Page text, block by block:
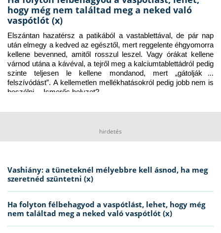
hogy még nem találtad meg a neked való
vaspótlót (x)
Elszántan hazatérsz a patikából a vastablettával, de pár nap
után elmegy a kedved az egésztől, mert reggelente éhgyomorra
kellene bevenned, amitől rosszul leszel. Vagy órákat kellene
várnod utána a kávéval, a tejről meg a kalciumtablettádról pedig
szinte teljesen le kellene mondanod, mert „gátolják a
felszívódást”. A kellemetlen mellékhatásokról pedig jobb nem is
beszélni… Ismerős helyzet?
hirdetés
Vashiány: a tüneteknél mélyebbre kell ásnod, ha meg
szeretnéd szüntetni (x)
Ha folyton félbehagyod a vaspótlást, lehet, hogy még
nem találtad meg a neked való vaspótlót (x)